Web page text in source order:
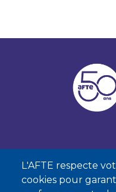
L'AFTE respecte
cookies pour